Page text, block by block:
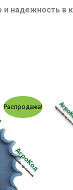
и надежность в
Распродажа!
Текущая
цена:
256.00 грн..